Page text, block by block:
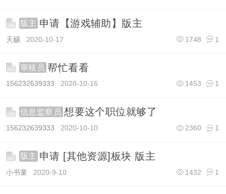
版主 申请【游戏辅助】版主
天赐 2020-10-17 1
1748
审核员 帮忙看看
156232639333 2020-10-16 1
1453
信息监察员 想要这个职位就够了
156232639333 2020-10-10 1
2360
版主 申请 [其他资源]板块 版主
小书童2020-9-10 1
1432